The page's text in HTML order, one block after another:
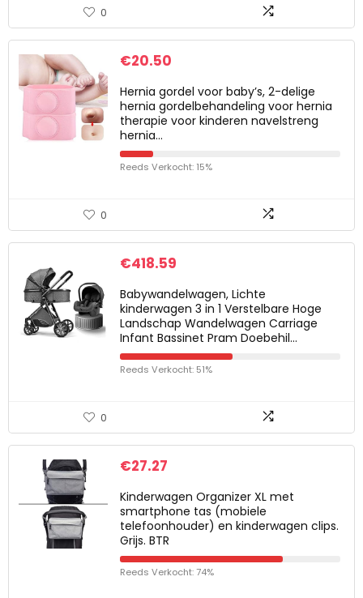
0
€20.50
Hernia gordel voor baby’s, 2-delige
hernia gordelbehandeling voor hernia
therapie voor kinderen navelstreng
hernia…
Reeds Verkocht: 15%
0
€418.59
Babywandelwagen, Lichte
kinderwagen 3 in 1 Verstelbare Hoge
Landschap Wandelwagen Carriage
Infant Bassinet Pram Doebehil…
Reeds Verkocht: 51%
0
€27.27
Kinderwagen Organizer XL met
smartphone tas (mobiele
telefoonhouder) en kinderwagen clips.
Grijs. BTR
Reeds Verkocht: 74%